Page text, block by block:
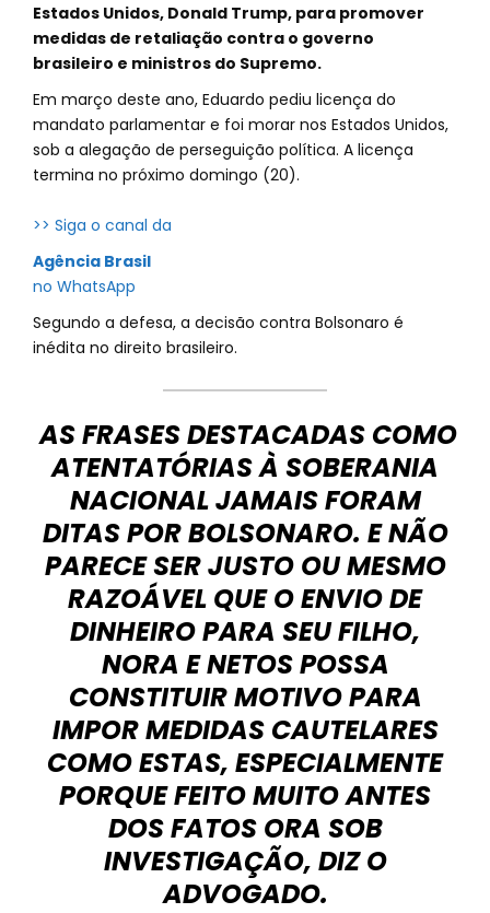
Estados Unidos, Donald Trump, para promover
medidas de retaliação contra o governo
brasileiro e ministros do Supremo.
Em março deste ano, Eduardo pediu licença do
mandato parlamentar e foi morar nos Estados Unidos,
sob a alegação de perseguição política. A licença
termina no próximo domingo (20).
>> Siga o canal da
Agência Brasil
no WhatsApp
Segundo a defesa, a decisão contra Bolsonaro é
inédita no direito brasileiro.
AS FRASES DESTACADAS COMO
ATENTATÓRIAS À SOBERANIA
NACIONAL JAMAIS FORAM
DITAS POR BOLSONARO. E NÃO
PARECE SER JUSTO OU MESMO
RAZOÁVEL QUE O ENVIO DE
DINHEIRO PARA SEU FILHO,
NORA E NETOS POSSA
CONSTITUIR MOTIVO PARA
IMPOR MEDIDAS CAUTELARES
COMO ESTAS, ESPECIALMENTE
PORQUE FEITO MUITO ANTES
DOS FATOS ORA SOB
INVESTIGAÇÃO, DIZ O
ADVOGADO.